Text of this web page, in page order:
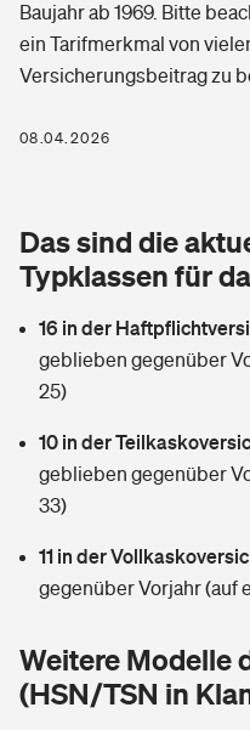
Arbeitsrechtsschutz
Zur Übersicht
Tools
Wer versichert was: Jetzt
Sie haben Fragen?
Glasversicherung
Mietkautionsversicherung
Restkreditversicherung
Zur Übersicht
Tools
Hochwasser-Check: Wie
Pri­vate Haft­pflicht­
Kinderunfall­ver­si­che­rung
Kinderinvalidität
Hundehalter-Haftpflicht
Handyversicherung
Private Cyberversicherung
Gesundheit
Private Krankenversicherung
Dread-Disease-Versicherung
Tierkrankenversicherung
Zur Übersicht
Tools
Wer versichert was: Jetzt
Rentenrechner: Wie viel
Baujahr ab 1969. Bitte
ein Tarifmerkmal von
Versicherungsbeitrag zu
08.04.2026
Das sind die
Typklassen für
16 in der
geblieben gegenüber
25)
10 in der
geblieben gegenüber
33)
11 in der
gegenüber Vorjahr (auf
Weitere Modelle
(HSN/TSN in